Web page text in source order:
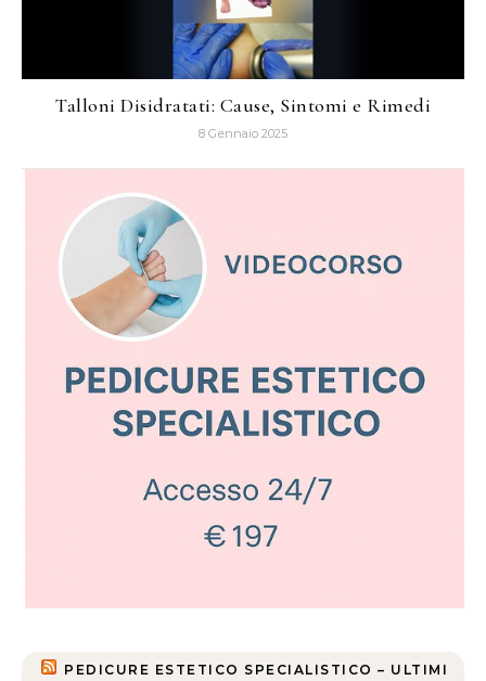
Talloni Disidratati: Cause, Sintomi e Rimedi
8 Gennaio 2025
PEDICURE ESTETICO SPECIALISTICO – ULTIMI